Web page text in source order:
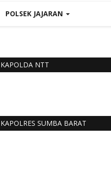
POLSEK JAJARAN
KAPOLDA NTT
KAPOLRES SUMBA BARAT